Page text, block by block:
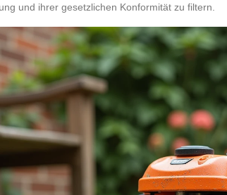
und ihrer gesetzlichen Konformität zu filtern.